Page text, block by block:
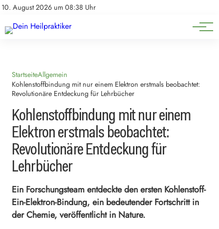
10. August 2026 um 08:38 Uhr
Impressum
Natürliche Medizin
Heilpflanzen & Kräuterkunde
StartseiteAllgemein
Kohlenstoffbindung mit nur einem Elektron erstmals beobachtet:
Revolutionäre Entdeckung für Lehrbücher
Kohlenstoffbindung mit nur einem
Elektron erstmals beobachtet:
Revolutionäre Entdeckung für
Lehrbücher
Ein Forschungsteam entdeckte den ersten Kohlenstoff-
Ein-Elektron-Bindung, ein bedeutender Fortschritt in
der Chemie, veröffentlicht in Nature.